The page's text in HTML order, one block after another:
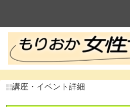
講座・イベント詳細